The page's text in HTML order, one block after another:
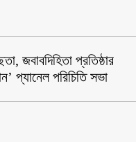
জবাবদিহিতা প্রতিষ্ঠার
প্যানেল পরিচিতি সভা